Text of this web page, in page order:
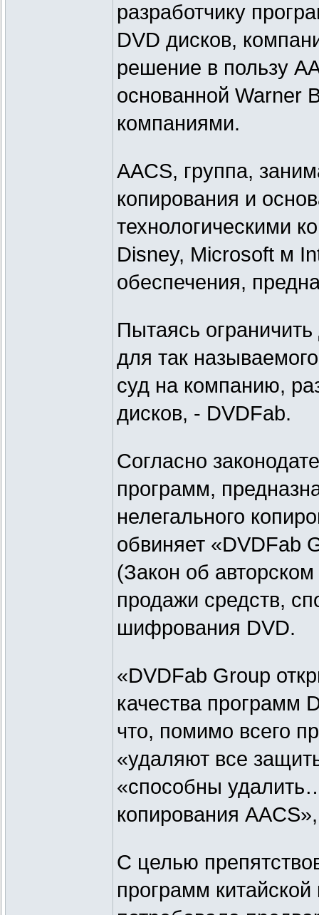
разработчику
DVD дисков,
решение в пользу
основанной Warner
компаниями.
AACS, группа,
копирования и
технологическими
Disney, Microsoft м
обеспечения,
Пытаясь
для так
суд на компанию,
дисков, - DVDFab.
Согласно
программ,
нелегального
обвиняет «DVDFab
(Закон об
продажи средств,
шифрования DVD.
«DVDFab Group
качества программ
что, помимо всего
«удаляют все
«способны
копирования
С целью
программ